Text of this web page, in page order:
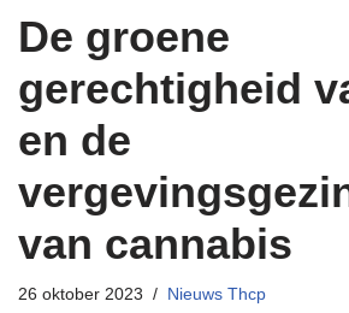
De groene
gerechtigheid
en de
van cannabis
26 oktober 2023 Nieuws Thcp